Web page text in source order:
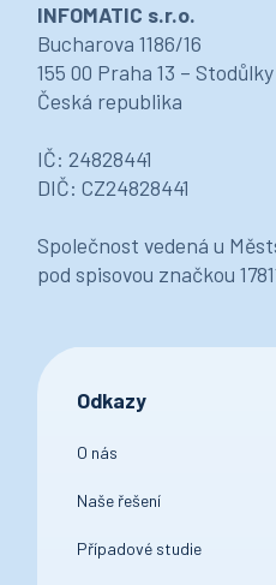
INFOMATIC s.r.o.
Bucharova 1186/16
155 00 Praha 13 – Stodůlky
Česká republika
IČ: 24828441
DIČ: CZ24828441
Společnost vedená u
pod spisovou značkou
Odkazy
O nás
Naše řešení
Případové studie